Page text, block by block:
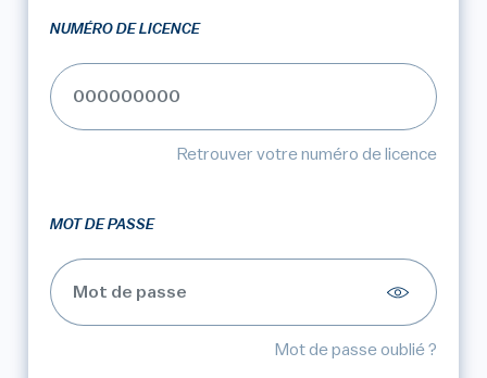
NUMÉRO DE LICENCE
Retrouver votre numéro de licence
MOT DE PASSE
Mot de passe oublié ?